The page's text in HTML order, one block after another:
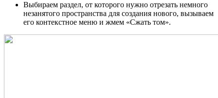
Выбираем раздел, от которого нужно отрезать немного
незанятого пространства для создания нового, вызываем
его контекстное меню и жмем «Сжать том».